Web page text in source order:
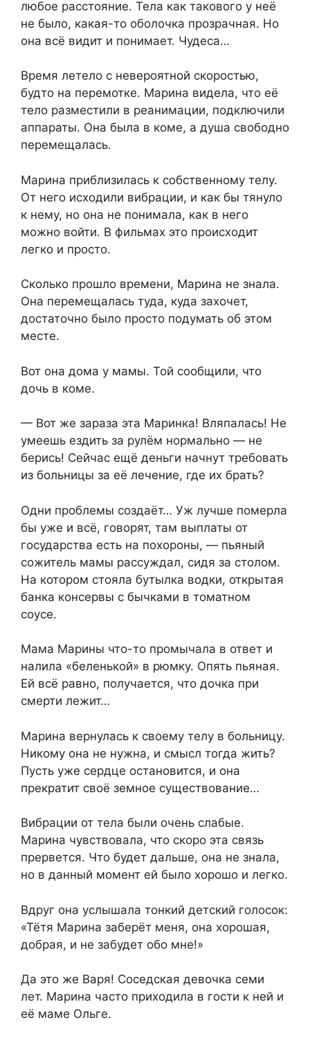
любое расстояние. Тела как такового у неё
не было, какая-то оболочка прозрачная. Но
она всё видит и понимает. Чудеса…
Время летело с невероятной скоростью,
будто на перемотке. Марина видела, что её
тело разместили в реанимации, подключили
аппараты. Она была в коме, а душа свободно
перемещалась.
Марина приблизилась к собственному телу.
От него исходили вибрации, и как бы тянуло
к нему, но она не понимала, как в него
можно войти. В фильмах это происходит
легко и просто.
Сколько прошло времени, Марина не знала.
Она перемещалась туда, куда захочет,
достаточно было просто подумать об этом
месте.
Вот она дома у мамы. Той сообщили, что
дочь в коме.
— Вот же зараза эта Маринка! Вляпалась! Не
умеешь ездить за рулём нормально — не
берись! Сейчас ещё деньги начнут требовать
из больницы за её лечение, где их брать?
Одни проблемы создаёт… Уж лучше померла
бы уже и всё, говорят, там выплаты от
государства есть на похороны, — пьяный
сожитель мамы рассуждал, сидя за столом.
На котором стояла бутылка водки, открытая
банка консервы с бычками в томатном
соусе.
Мама Марины что-то промычала в ответ и
налила «беленькой» в рюмку. Опять пьяная.
Ей всё равно, получается, что дочка при
смерти лежит…
Марина вернулась к своему телу в больницу.
Никому она не нужна, и смысл тогда жить?
Пусть уже сердце остановится, и она
прекратит своё земное существование…
Вибрации от тела были очень слабые.
Марина чувствовала, что скоро эта связь
прервется. Что будет дальше, она не знала,
но в данный момент ей было хорошо и легко.
Вдруг она услышала тонкий детский голосок:
«Тётя Марина заберёт меня, она хорошая,
добрая, и не забудет обо мне!»
Да это же Варя! Соседская девочка семи
лет. Марина часто приходила в гости к ней и
её маме Ольге.